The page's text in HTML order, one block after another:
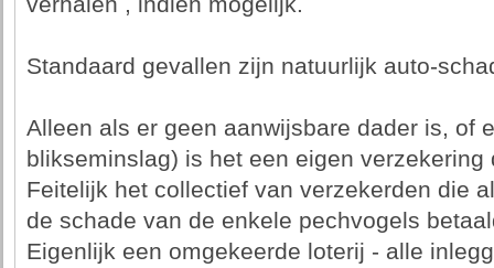
Standaard gevallen zijn natuurlijk auto-
Alleen als er geen aanwijsbare dader is, of
blikseminslag) is het een eigen
Feitelijk het collectief van verzekerden die
de schade van de enkele pechvogels
Eigenlijk een omgekeerde loterij - alle